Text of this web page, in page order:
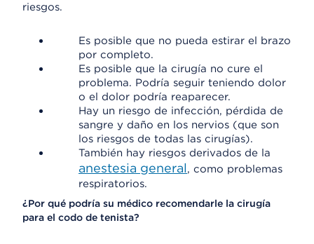
riesgos.
Es posible que no pueda estirar el brazo
por completo.
Es posible que la cirugía no cure el
problema. Podría seguir teniendo dolor
o el dolor podría reaparecer.
Hay un riesgo de infección, pérdida de
sangre y daño en los nervios (que son
los riesgos de todas las cirugías).
También hay riesgos derivados de la
anestesia general, como problemas
respiratorios.
¿Por qué podría su médico recomendarle la cirugía
para el codo de tenista?